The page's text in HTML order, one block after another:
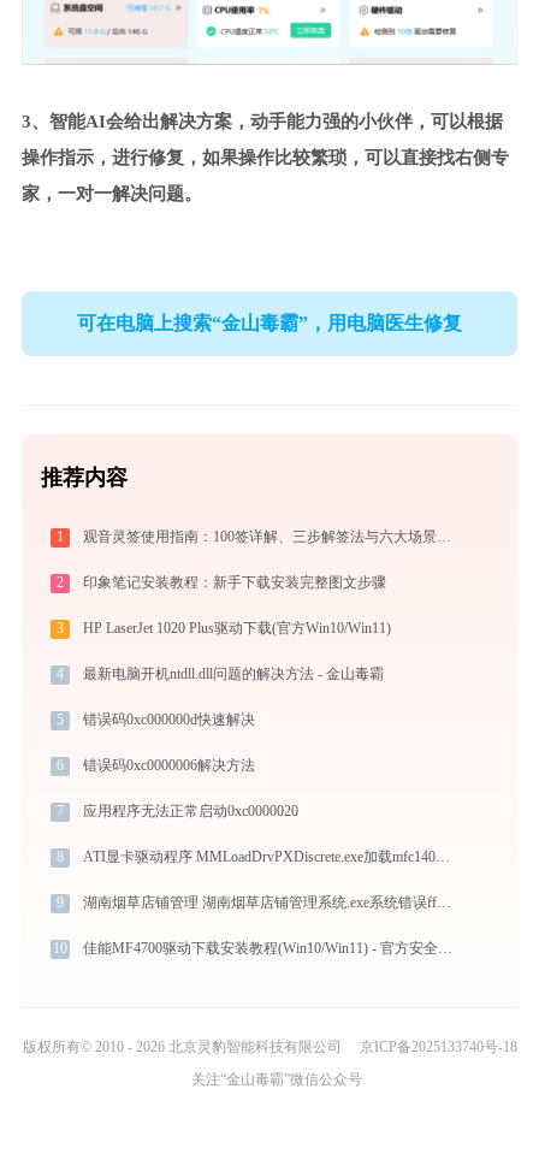
3、智能AI会给出解决方案，动手能力强的小伙伴，可以根据
操作指示，进行修复，如果操作比较繁琐，可以直接找右侧专
家，一对一解决问题。
可在电脑上搜索“金山毒霸”，用电脑医生修复
推荐内容
1 观音灵签使用指南：100签详解、三步解签法与六大场景解读
2 印象笔记安装教程：新手下载安装完整图文步骤
3 HP LaserJet 1020 Plus驱动下载(官方Win10/Win11)
4 最新电脑开机ntdll.dll问题的解决方法 - 金山毒霸
5 错误码0xc000000d快速解决
6 错误码0xc0000006解决方法
7 应用程序无法正常启动0xc0000020
8 ATI显卡驱动程序 MMLoadDrvPXDiscrete.exe加载mfc140u.dll文件丢失处理办法
9 湖南烟草店铺管理 湖南烟草店铺管理系统.exe系统错误ffmpeg.dll丢失如何解决
10 佳能MF4700驱动下载安装教程(Win10/Win11) - 官方安全下载
版权所有© 2010 - 2026 北京灵豹智能科技有限公司
京ICP备2025133740号-18
关注“金山毒霸”微信公众号